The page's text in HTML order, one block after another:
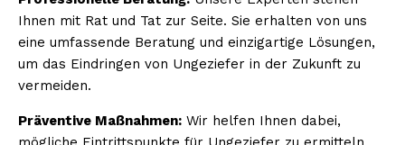
Ihnen mit Rat und Tat zur Seite. Sie erhalten von uns
eine umfassende Beratung und einzigartige Lösungen,
um das Eindringen von Ungeziefer in der Zukunft zu
vermeiden.
Präventive Maßnahmen: Wir helfen Ihnen dabei,